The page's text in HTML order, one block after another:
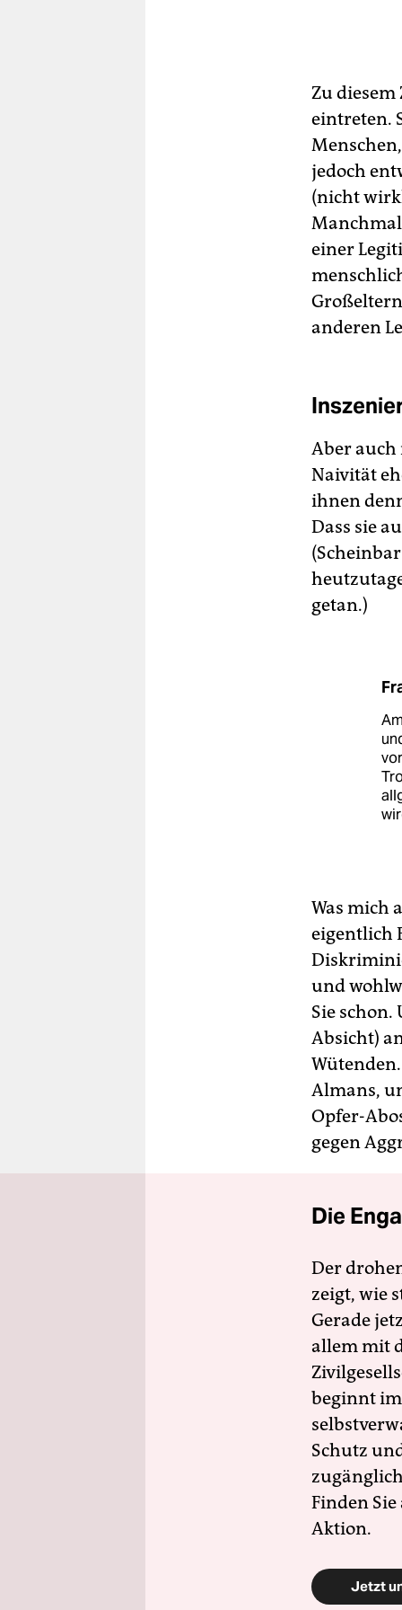
Zu
eintreten.
jedoch
(nicht
Manchmal
einer
anderen
Aber auch
Naivität
ihnen
Dass sie
getan.)
Was mich
eigentlich
und
Sie
Absicht)
Almans,
Opfer-
gegen
Die
Der
zeigt, wie
Gerade
allem mit
beginnt
Schutz
Finden
Aktion.
Jetzt